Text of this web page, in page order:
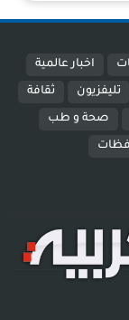
اخبار عالمية
تليفزيون ثقافة
صحة و طب